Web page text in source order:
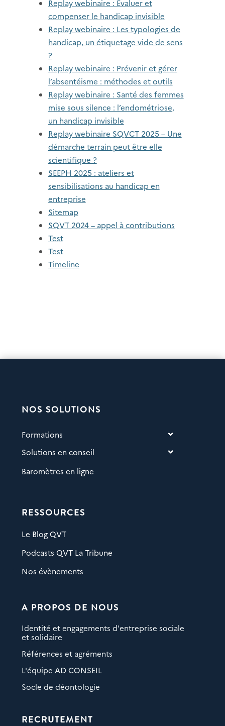
Replay webinaire : Évaluer et
compenser le handicap invisible
Replay webinaire : Les typologies de
handicap, un étiquetage vide de sens
?
Replay webinaire : Prévenir et gérer
l’absentéisme : méthodes et outils
Replay webinaire : Santé des femmes
mise sous silence : l’endométriose,
un handicap invisible
Replay webinaire SQVCT 2025 – Une
démarche terrain peut être elle
scientifique ?
SEEPH 2025 : ateliers et
sensibilisations au handicap en
entreprise
Sitemap
SQVT 2024 – appel à contributions
Test
Test
Timeline
NOS SOLUTIONS
Formations
Solutions en conseil
Baromètres en ligne
RESSOURCES
Le Blog QVT
Podcasts QVT La Tribune
Nos évènements
A PROPOS DE NOUS
Identité et engagements d'entreprise sociale
et solidaire
Références et agréments
L'équipe AD CONSEIL
Socle de déontologie
RECRUTEMENT